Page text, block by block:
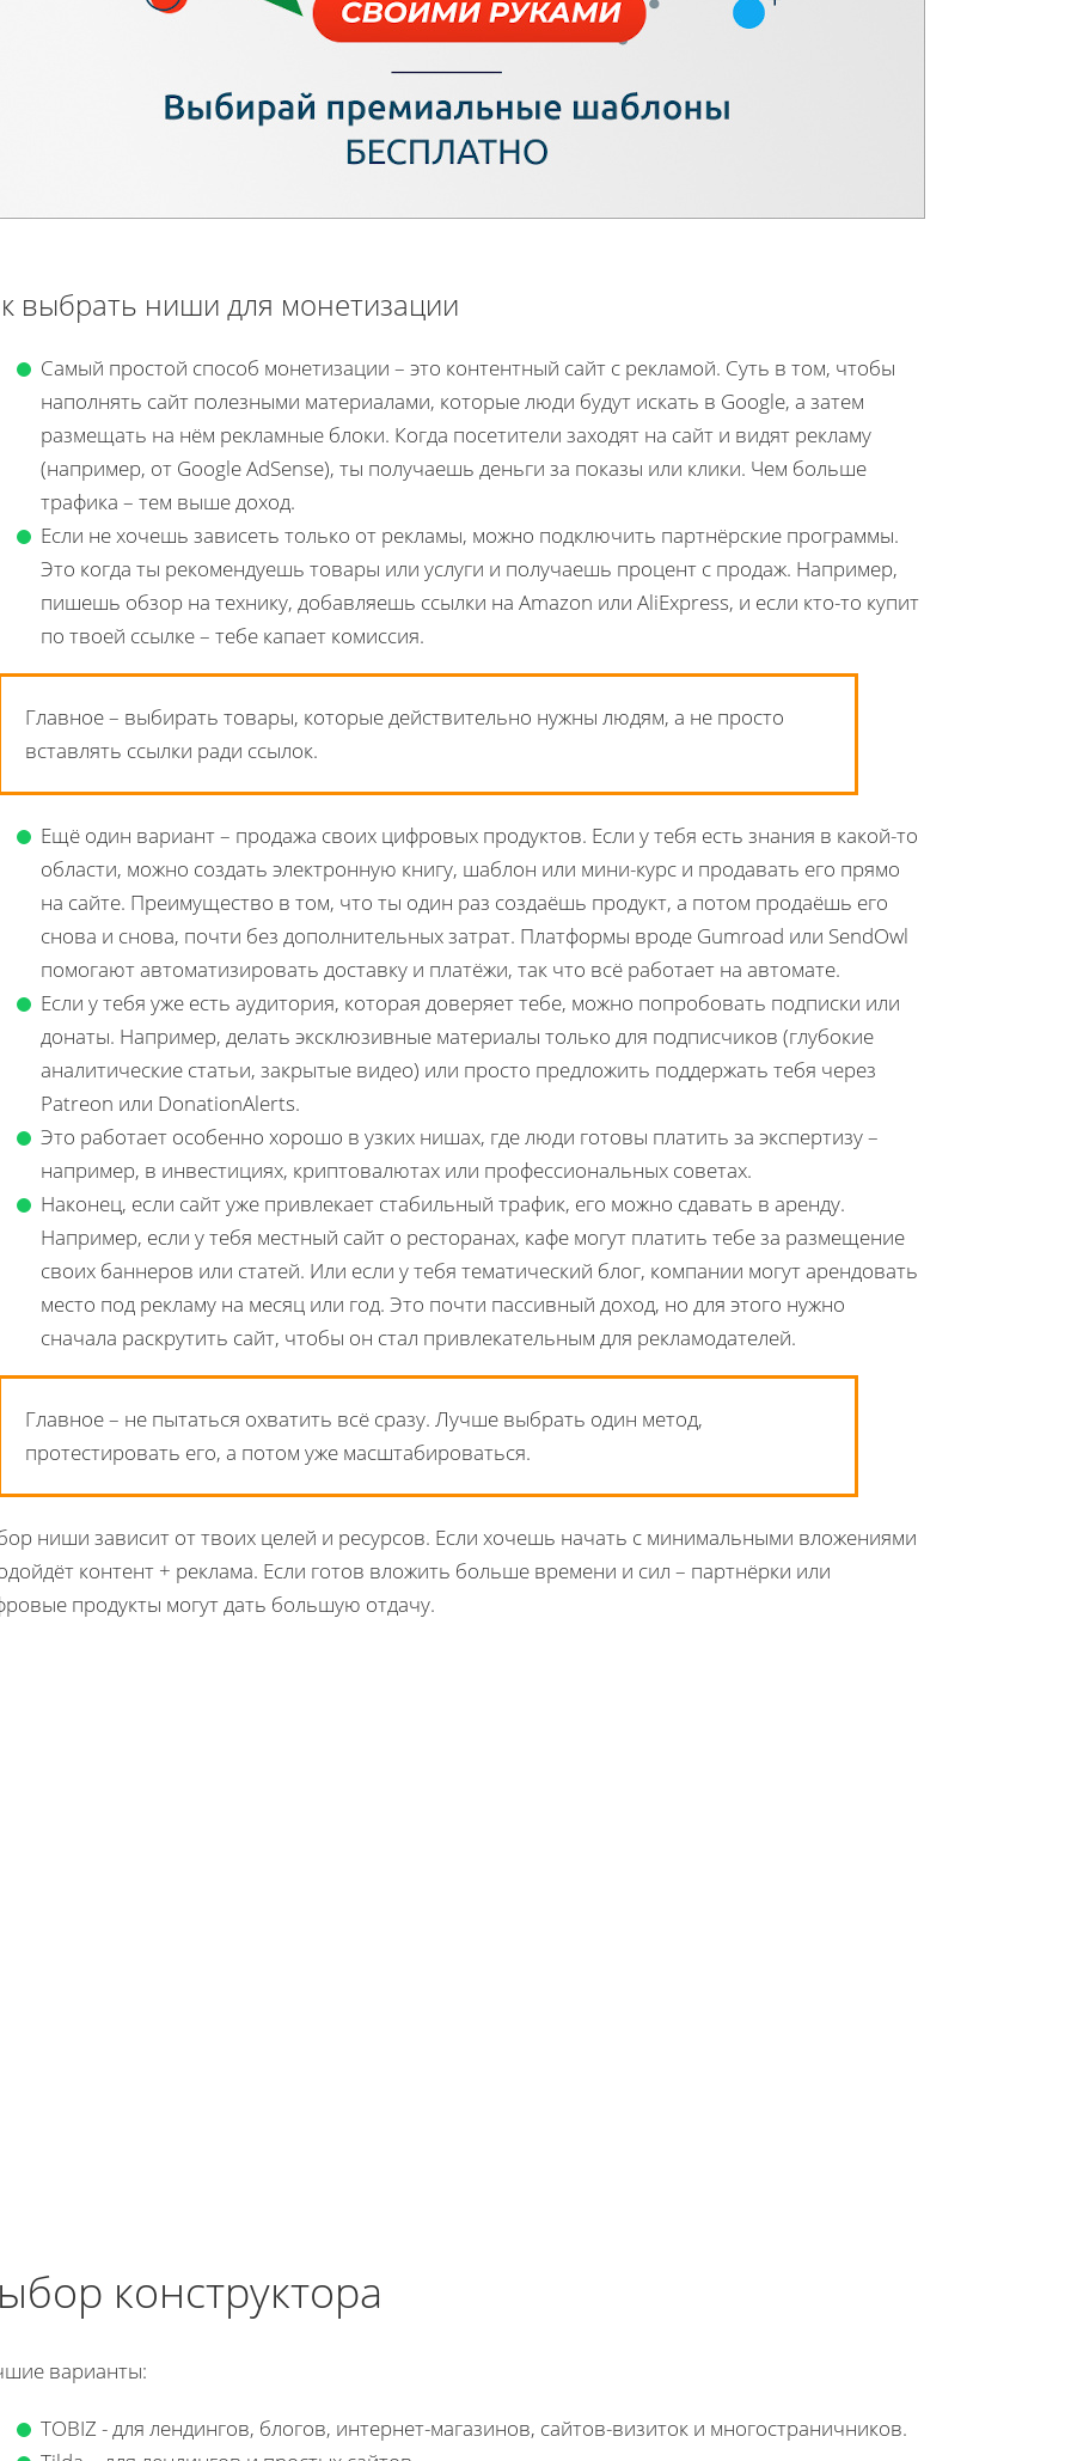
выбрать ниши для монетизации
Самый простой способ монетизации – это контентный сайт с рекламой. Суть в том, чтобы
наполнять сайт полезными материалами, которые люди будут искать в Google, а затем
размещать на нём рекламные блоки. Когда посетители заходят на сайт и видят рекламу
(например, от Google AdSense), ты получаешь деньги за показы или клики. Чем больше
трафика – тем выше доход.
Если не хочешь зависеть только от рекламы, можно подключить партнёрские программы.
Это когда ты рекомендуешь товары или услуги и получаешь процент с продаж. Например,
пишешь обзор на технику, добавляешь ссылки на Amazon или AliExpress, и если кто-то купит
по твоей ссылке – тебе капает комиссия.
Главное – выбирать товары, которые действительно нужны людям, а не просто
вставлять ссылки ради ссылок.
Ещё один вариант – продажа своих цифровых продуктов. Если у тебя есть знания в какой-то
области, можно создать электронную книгу, шаблон или мини-курс и продавать его прямо
на сайте. Преимущество в том, что ты один раз создаёшь продукт, а потом продаёшь его
снова и снова, почти без дополнительных затрат. Платформы вроде Gumroad или SendOwl
помогают автоматизировать доставку и платёжи, так что всё работает на автомате.
Если у тебя уже есть аудитория, которая доверяет тебе, можно попробовать подписки или
донаты. Например, делать эксклюзивные материалы только для подписчиков (глубокие
аналитические статьи, закрытые видео) или просто предложить поддержать тебя через
Patreon или DonationAlerts.
Это работает особенно хорошо в узких нишах, где люди готовы платить за экспертизу –
например, в инвестициях, криптовалютах или профессиональных советах.
Наконец, если сайт уже привлекает стабильный трафик, его можно сдавать в аренду.
Например, если у тебя местный сайт о ресторанах, кафе могут платить тебе за размещение
своих баннеров или статей. Или если у тебя тематический блог, компании могут арендовать
место под рекламу на месяц или год. Это почти пассивный доход, но для этого нужно
сначала раскрутить сайт, чтобы он стал привлекательным для рекламодателей.
Главное – не пытаться охватить всё сразу. Лучше выбрать один метод,
протестировать его, а потом уже масштабироваться.
ниши зависит от твоих целей и ресурсов. Если хочешь начать с минимальными вложениями
контент + реклама. Если готов вложить больше времени и сил – партнёрки или
продукты могут дать большую отдачу.
конструктора
варианты:
TOBIZ - для лендингов, блогов, интернет-магазинов, сайтов-визиток и многостраничников.